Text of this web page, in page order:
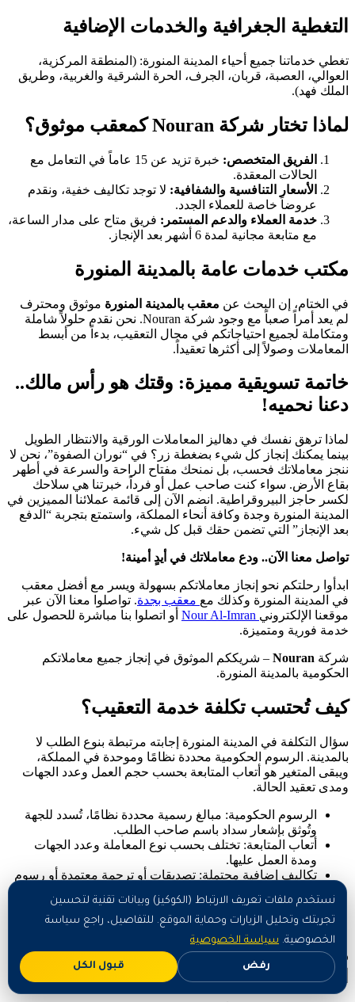
التغطية الجغرافية والخدمات الإضافية
تغطي خدماتنا جميع أحياء المدينة المنورة: (المنطقة المركزية،
العوالي، العصبة، قربان، الجرف، الحرة الشرقية والغربية، وطريق
الملك فهد).
لماذا تختار شركة Nouran كمعقب موثوق؟
الفريق المتخصص:
خبرة تزيد عن 15 عاماً في التعامل مع
الحالات المعقدة.
الأسعار التنافسية والشفافية: لا توجد تكاليف خفية، ونقدم
عروضاً خاصة للعملاء الجدد.
خدمة العملاء والدعم المستمر: فريق متاح على مدار الساعة،
مع متابعة مجانية لمدة 6 أشهر بعد الإنجاز.
مكتب خدمات عامة بالمدينة المنورة
في الختام، إن البحث عن معقب بالمدينة المنورة موثوق ومحترف
لم يعد أمراً صعباً مع وجود شركة Nouran. نحن نقدم حلولاً شاملة
ومتكاملة لجميع احتياجاتكم في مجال التعقيب، بدءاً من أبسط
المعاملات وصولاً إلى أكثرها تعقيداً.
خاتمة تسويقية مميزة: وقتك هو رأس مالك..
دعنا نحميه!
لماذا ترهق نفسك في دهاليز المعاملات الورقية والانتظار الطويل
بينما يمكنك إنجاز كل شيء بضغطة زر؟ في “نوران الصفوة”، نحن لا
ننجز معاملاتك فحسب، بل نمنحك مفتاح الراحة والسرعة في أطهر
بقاع الأرض. سواء كنت صاحب عمل أو فرداً، خبرتنا هي سلاحك
لكسر حاجز البيروقراطية. انضم الآن إلى قائمة عملائنا المميزين في
المدينة المنورة وجدة وكافة أنحاء المملكة، واستمتع بتجربة “الدفع
بعد الإنجاز” التي تضمن حقك قبل كل شيء.
تواصل معنا الآن.. ودع معاملاتك في أيدٍ أمينة!
ابدأوا رحلتكم نحو إنجاز معاملاتكم بسهولة ويسر مع أفضل معقب
في المدينة المنورة وكذلك مع معقب بجدة. تواصلوا معنا الآن عبر
موقعنا الإلكتروني
أو اتصلوا بنا مباشرة للحصول على
خدمة فورية ومتميزة.
شركة Nouran – شريككم الموثوق في إنجاز جميع معاملاتكم
الحكومية بالمدينة المنورة.
كيف تُحتسب تكلفة خدمة التعقيب؟
سؤال التكلفة في المدينة المنورة إجابته مرتبطة بنوع الطلب لا
بالمدينة. الرسوم الحكومية محددة نظامًا وموحدة في المملكة،
ويبقى المتغير هو أتعاب المتابعة بحسب حجم العمل وعدد الجهات
ومدى تعقيد الحالة.
الرسوم الحكومية: مبالغ رسمية محددة نظامًا، تُسدد للجهة
وتُوثق بإشعار سداد باسم صاحب الطلب.
أتعاب المتابعة: تختلف بحسب نوع المعاملة وعدد الجهات
ومدة العمل عليها.
تكاليف إضافية محتملة: تصديقات أو ترجمة معتمدة أو رسوم
حالة الرفض: يجب أن يوضح الاتفاق مسبقًا من يتحمل الرسوم
في حال إعادة التقديم.
معايير اختيار معقب موثوق في المدينة
المنورة
نستخدم ملفات تعريف الارتباط (الكوكيز) وبيانات تقنية لتحسين
تجربتك وتحليل الزيارات وحماية الموقع. للتفاصيل، راجع سياسة
الخصوصية. سياسة الخصوصية
رفض قبول الكل